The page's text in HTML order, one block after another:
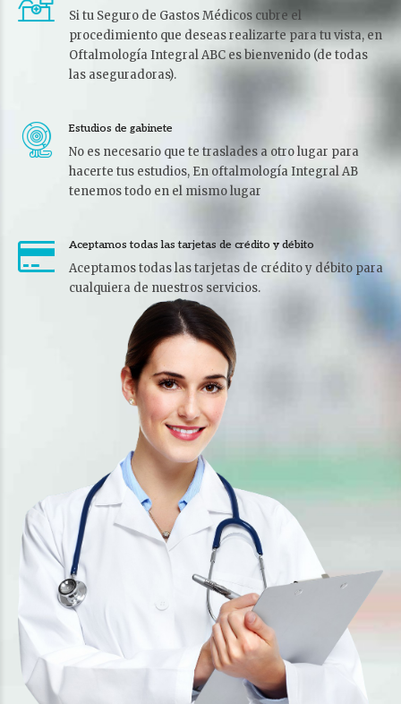
Si tu Seguro de Gastos Médicos cubre el
procedimiento que deseas realizarte para tu vista, en
Oftalmología Integral ABC es bienvenido (de todas
las aseguradoras).
Estudios de gabinete
No es necesario que te traslades a otro lugar para
hacerte tus estudios, En oftalmología Integral AB
tenemos todo en el mismo lugar
Aceptamos todas las tarjetas de crédito y débito
Aceptamos todas las tarjetas de crédito y débito para
cualquiera de nuestros servicios.